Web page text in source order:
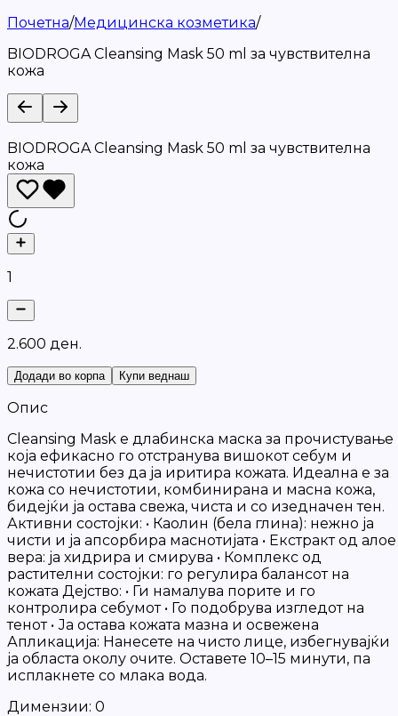
Почетна/Медицинска козметика/
BIODROGA Cleansing Mask 50 ml за чувствителна
кожа
BIODROGA Cleansing Mask 50 ml за чувствителна
кожа
1
2.600 ден.
Додади во корпа Купи веднаш
Опис
Cleansing Mask е длабинска маска за прочистување
која ефикасно го отстранува вишокот себум и
нечистотии без да ја иритира кожата. Идеална е за
кожа со нечистотии, комбинирана и масна кожа,
бидејќи ја остава свежа, чиста и со изедначен тен.
Активни состојки: • Каолин (бела глина): нежно ја
чисти и ја апсорбира маснотијата • Екстракт од алое
вера: ја хидрира и смирува • Комплекс од
растителни состојки: го регулира балансот на
кожата Дејство: • Ги намалува порите и го
контролира себумот • Го подобрува изгледот на
тенот • Ја остава кожата мазна и освежена
Апликација: Нанесете на чисто лице, избегнувајќи
ја областа околу очите. Оставете 10–15 минути, па
исплакнете со млака вода.
Димензии: 0